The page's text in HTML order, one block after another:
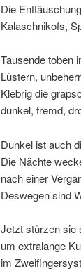
Die
Kalaschnikofs,
Tausende toben
Lüstern,
Klebrig die
dunkel, fremd,
Dunkel ist auch
Die Nächte
nach einer
Deswegen sind
Jetzt stürzen sie
um extralange
im